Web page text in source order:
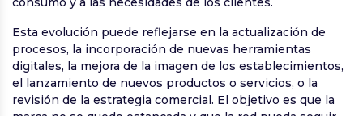
Esta evolución puede reflejarse en la actualización de
procesos, la incorporación de nuevas herramientas
digitales, la mejora de la imagen de los establecimientos,
el lanzamiento de nuevos productos o servicios, o la
revisión de la estrategia comercial. El objetivo es que la